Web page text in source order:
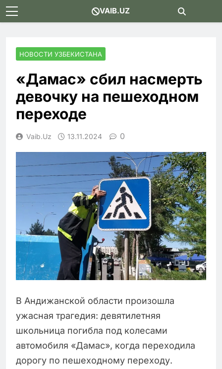
Skip
to
VAIB.UZ
НОВОСТИ УЗБЕКИСТАНА
«Дамас» сбил насмерть
девочку на пешеходном
переходе
Vaib.uz 13.11.2024 0
В Андижанской области произошла
ужасная трагедия: девятилетняя
школьница погибла под колесами
автомобиля «Дамас», когда переходила
дорогу по пешеходному переходу.